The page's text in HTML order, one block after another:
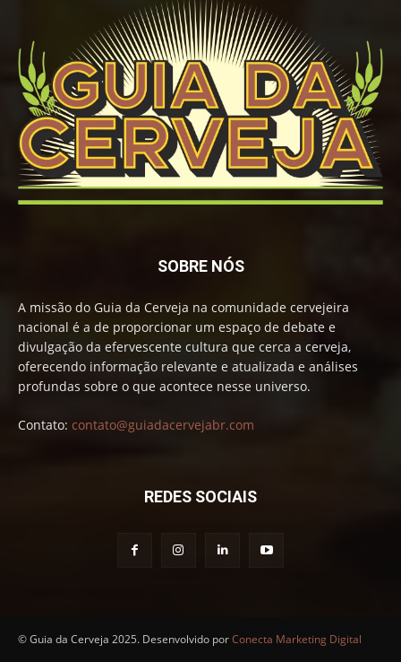
SOBRE NÓS
A missão do Guia da Cerveja na comunidade cervejeira
nacional é a de proporcionar um espaço de debate e
divulgação da efervescente cultura que cerca a cerveja,
oferecendo informação relevante e atualizada e análises
profundas sobre o que acontece nesse universo.
Contato: contato@guiadacervejabr.com
REDES SOCIAIS
© Guia da Cerveja 2025. Desenvolvido porConecta Marketing Digital